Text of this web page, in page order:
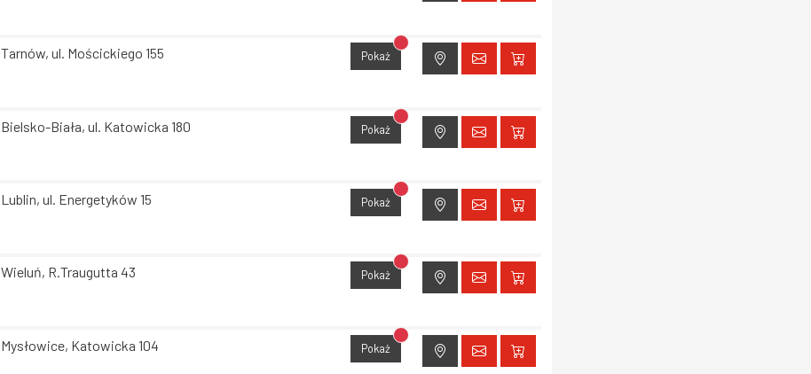
Tarnów, ul. Mościckiego 155 Pokaż Brak dostępu do lokalizacji
Bielsko-Biała, ul. Katowicka 180 Pokaż Brak dostępu do lokalizacji
Lublin, ul. Energetyków 15 Pokaż Brak dostępu do lokalizacji
Wieluń, R.Traugutta 43 Pokaż Brak dostępu do lokalizacji
Mysłowice, Katowicka 104 Pokaż Brak dostępu do lokalizacji